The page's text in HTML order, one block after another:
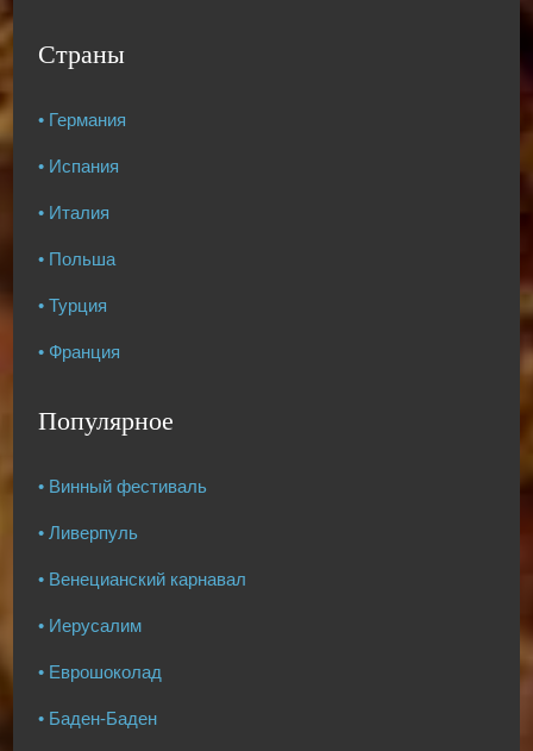
Страны
• Германия
• Испания
• Италия
• Польша
• Турция
• Франция
Популярное
• Винный фестиваль
• Ливерпуль
• Венецианский карнавал
• Иерусалим
• Еврошоколад
• Баден-Баден